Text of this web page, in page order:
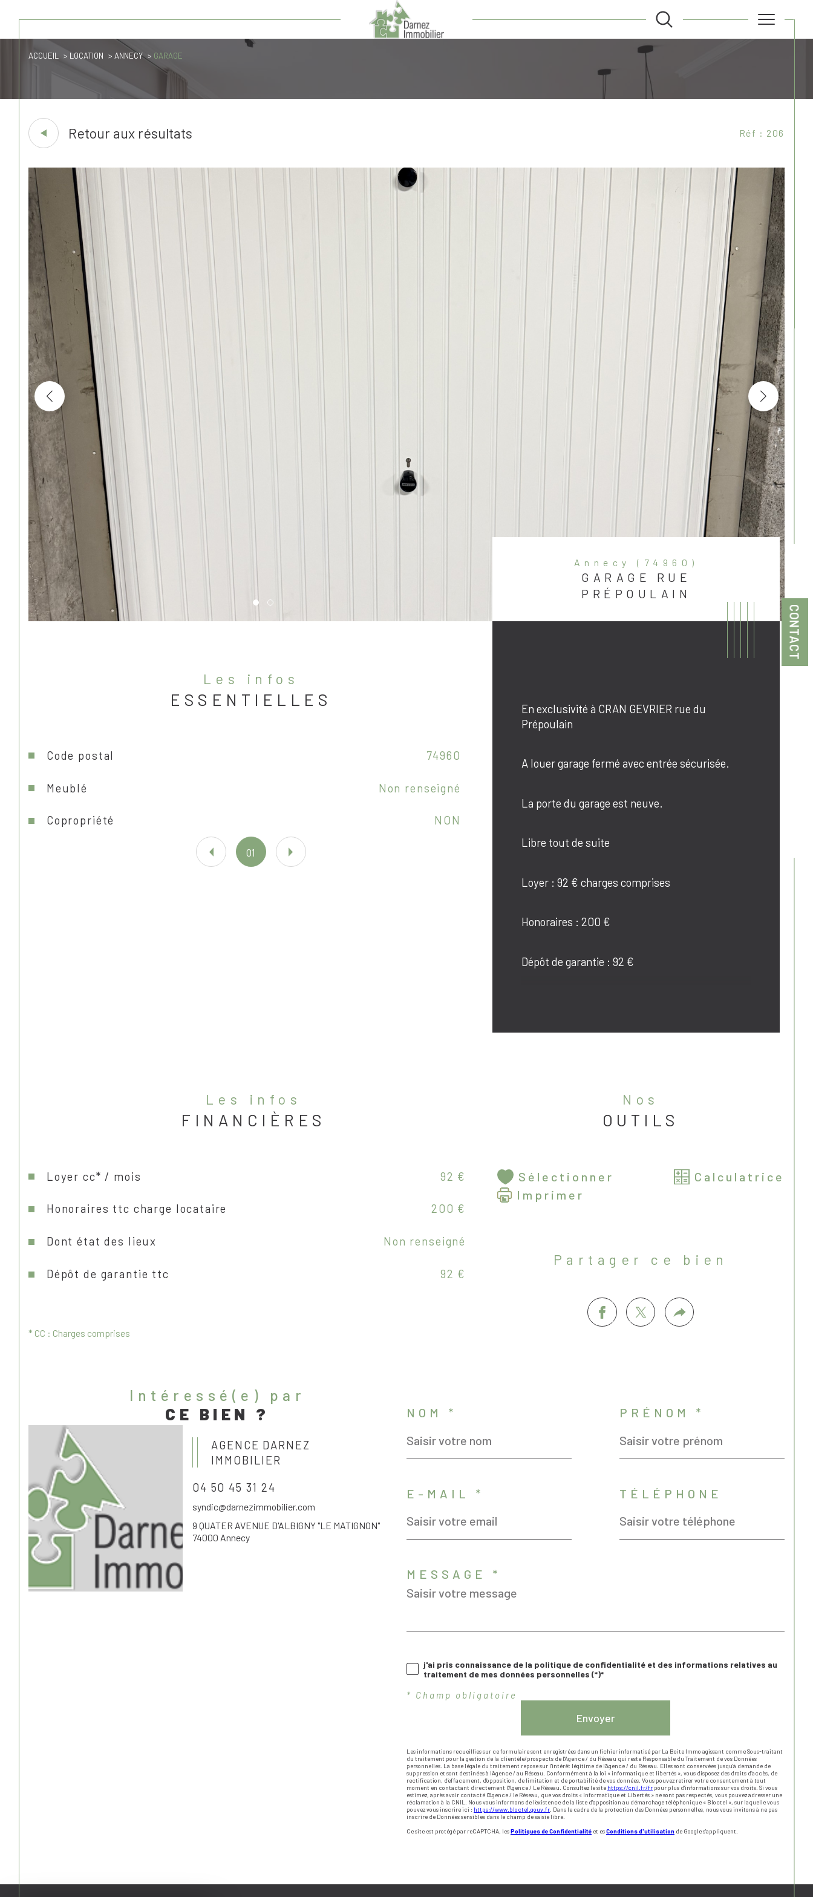
CONTACT
Acheter
Voir les1annonces
ACCUEIL LOCATION ANNECY GARAGE
Retour aux résultats Réf : 206
annecy (74960)
GARAGE RUE
PRÉPOULAIN
les infos
ESSENTIELLES
Caractéristiques Valeurs
code postal 74960
meublé Non renseigné
copropriété NON
01
En exclusivité à CRAN GEVRIER rue du
Prépoulain
A louer garage fermé avec entrée sécurisée.
La porte du garage est neuve.
Libre tout de suite
Loyer : 92 € charges comprises
Honoraires : 200 €
Dépôt de garantie : 92 €
les infos
FINANCIÈRES
loyer cc* / mois 92 €
honoraires ttc charge locataire 200 €
dont état des lieux Non renseigné
dépôt de garantie ttc 92 €
nos
OUTILS
Sélectionner
Calculatrice
Imprimer
partager ce bien
* CC : Charges comprises
intéressé(e) par
CE BIEN ?
AGENCE DARNEZ
IMMOBILIER
04 50 45 31 24
syndic@darnezimmobilier.com
9 QUATER AVENUE D'ALBIGNY "LE MATIGNON"
74000 Annecy
NOM * PRÉNOM *
E-MAIL * TÉLÉPHONE
MESSAGE *
j'ai pris connaissance de la politique de confidentialité et des informations relatives au
traitement de mes données personnelles (*)*
* Champ obligatoire
Envoyer
Les informations recueillies sur ce formulaire sont enregistrées dans un fichier informatisé par La Boite Immo agissant comme Sous-traitant
du traitement pour la gestion de la clientèle/prospects de l'Agence / du Réseau qui reste Responsable du Traitement de vos Données
personnelles. La base légale du traitement repose sur l'intérêt légitime de l'Agence / du Réseau. Elles sont conservées jusqu'à demande de
suppression et sont destinées à l'Agence / au Réseau. Conformément à la loi « informatique et libertés », vous disposez des droits d’accès, de
rectification, d’effacement, d’opposition, de limitation et de portabilité de vos données. Vous pouvez retirer votre consentement à tout
moment en contactant directement l’Agence / Le Réseau. Consultez le site https://cnil.fr/fr pour plus d’informations sur vos droits. Si vous
estimez, après avoir contacté l'Agence / le Réseau, que vos droits « Informatique et Libertés » ne sont pas respectés, vous pouvez adresser une
réclamation à la CNIL. Nous vous informons de l’existence de la liste d'opposition au démarchage téléphonique « Bloctel », sur laquelle vous
pouvez vous inscrire ici : https://www.bloctel.gouv.fr . Dans le cadre de la protection des Données personnelles, nous vous invitons à ne pas
inscrire de Données sensibles dans le champ de saisie libre.
Ce site est protégé par reCAPTCHA, lesPolitiques de Confidentialité et esConditions d'utilisation de Google s'appliquent.